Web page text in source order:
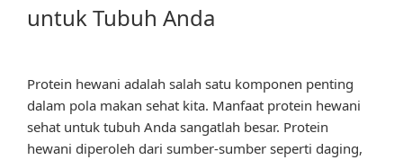
untuk Tubuh Anda
Protein hewani adalah salah satu komponen penting
dalam pola makan sehat kita. Manfaat protein hewani
sehat untuk tubuh Anda sangatlah besar. Protein
hewani diperoleh dari sumber-sumber seperti daging,